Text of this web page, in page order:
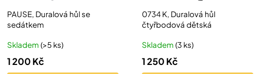
u
k
o
d
u
k
PAUSE, Duralová hůl se
sedátkem
Skladem(>5 ks)
1 200 Kč
0734 K, Duralová hůl
čtyřbodová dětská
Skladem(3 ks)
1 250 Kč